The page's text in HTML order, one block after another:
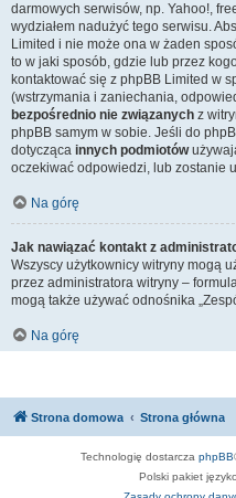
darmowych serwisów, np. Yahoo!,
wydziałem nadużyć tego serwisu.
Limited i nie może ona w żaden
to w jaki sposób, gdzie lub przez
kontaktować się z phpBB Limited w
(wstrzymania i zaniechania,
bezpośrednio nie związanych z
phpBB samym w sobie. Jeśli do
dotycząca innych podmiotów
oczekiwać odpowiedzi, lub zostanie
Na górę
Jak nawiązać kontakt z
Wszyscy użytkownicy witryny mogą
przez administratora witryny –
mogą także używać odnośnika
Na górę
Strona domowa Strona główna
Technologię dostarcza phpBB
Polski pakiet